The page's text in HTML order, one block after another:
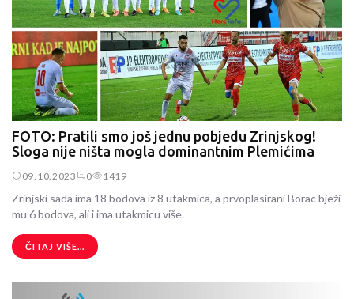
FOTO: Pratili smo još jednu pobjedu Zrinjskog!
Sloga nije ništa mogla dominantnim Plemićima
09.10.2023 0 1419
Zrinjski sada ima 18 bodova iz 8 utakmica, a prvoplasirani Borac bježi
mu 6 bodova, ali i ima utakmicu više.
ČITAJ VIŠE...